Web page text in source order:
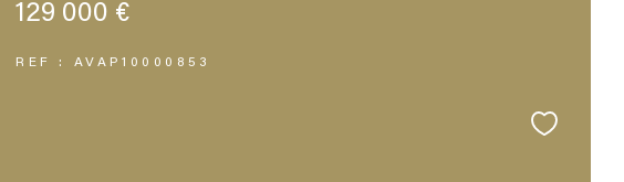
129 000 €
REF : AVAP10000853